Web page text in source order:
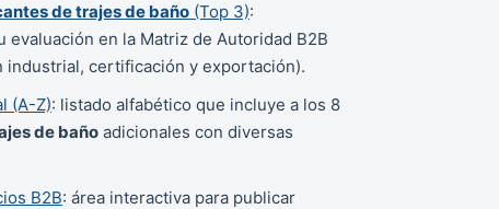
de trajes de baño (Top 3):
evaluación en la Matriz de Autoridad B2B
industrial, certificación y exportación).
(A-Z): listado alfabético que incluye a los 8
de baño adicionales con diversas
B2B: área interactiva para publicar